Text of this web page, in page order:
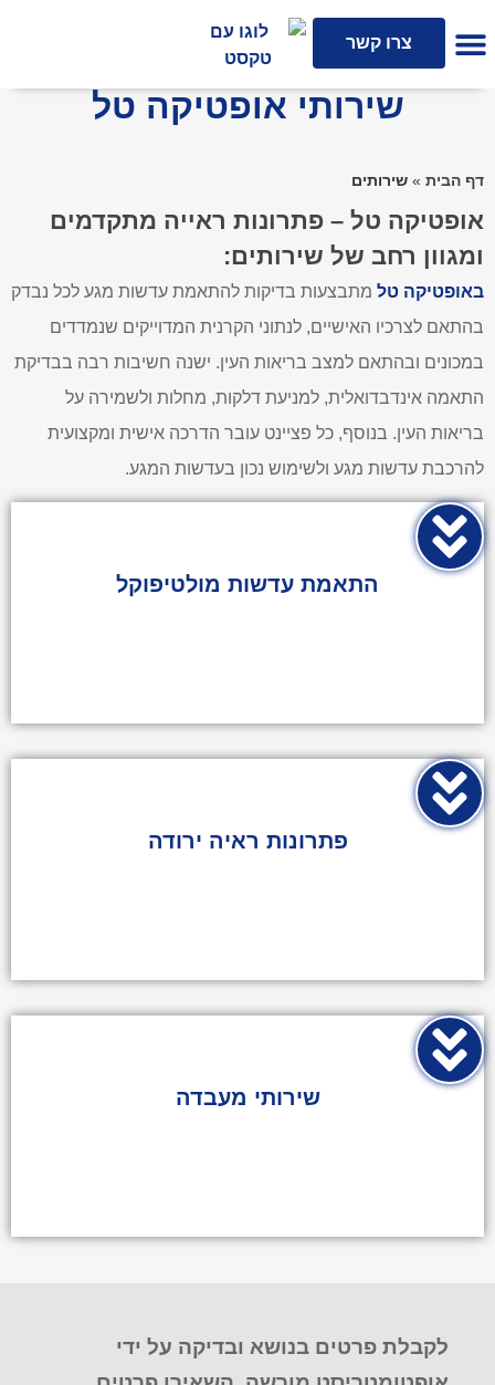
צרו קשר
שירותי אופטיקה טל
דף הבית » שירותים
אופטיקה טל – פתרונות ראייה מתקדמים
ומגוון רחב של שירותים:
באופטיקה טל מתבצעות בדיקות להתאמת עדשות מגע לכל נבדק
בהתאם לצרכיו האישיים, לנתוני הקרנית המדוייקים שנמדדים
במכונים ובהתאם למצב בריאות העין. ישנה חשיבות רבה בבדיקת
התאמה אינדבדואלית, למניעת דלקות, מחלות ולשמירה על
בריאות העין. בנוסף, כל פציינט עובר הדרכה אישית ומקצועית
להרכבת עדשות מגע ולשימוש נכון בעדשות המגע.
התאמת עדשות מולטיפוקל​
פתרונות ראיה ירודה​​
שירותי מעבדה​​
התאמת מסגרות ראייה מההיבט האסטטי
לקבלת פרטים בנושא ובדיקה על ידי